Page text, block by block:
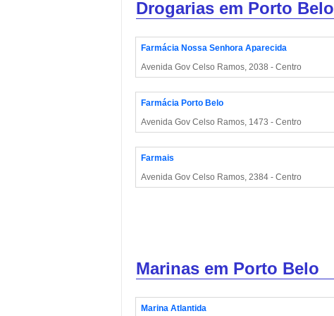
Drogarias em Porto Belo
Farmácia Nossa Senhora Aparecida
Avenida Gov Celso Ramos, 2038 - Centro
Farmácia Porto Belo
Avenida Gov Celso Ramos, 1473 - Centro
Farmais
Avenida Gov Celso Ramos, 2384 - Centro
Marinas em Porto Belo
Marina Atlantida